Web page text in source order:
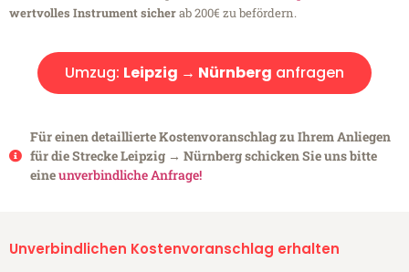
wertvolles Instrument sicherab 200€ zu befördern.
Umzug: Leipzig → Nürnberg anfragen
Für einen detaillierte Kostenvoranschlag zu Ihrem Anliegen
für die Strecke Leipzig → Nürnberg schicken Sie uns bitte
eineunverbindliche Anfrage!
Unverbindlichen Kostenvoranschlag erhalten